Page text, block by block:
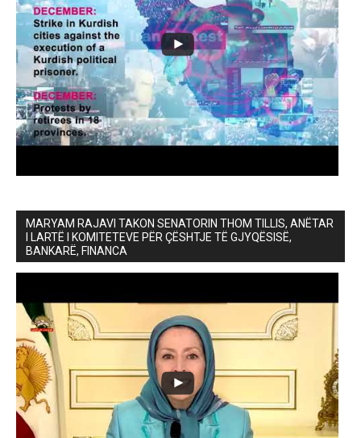
MARYAM RAJAVI TAKON SENATORIN THOM TILLIS, ANËTAR
I LARTË I KOMITETEVE PËR ÇËSHTJE TË GJYQËSISË,
BANKARË, FINANCA